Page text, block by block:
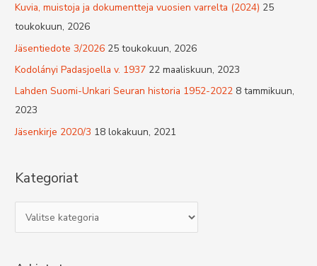
Kuvia, muistoja ja dokumentteja vuosien varrelta (2024) 25
toukokuun, 2026
Jäsentiedote 3/2026 25 toukokuun, 2026
Kodolányi Padasjoella v. 1937 22 maaliskuun, 2023
Lahden Suomi-Unkari Seuran historia 1952-2022 8 tammikuun,
2023
Jäsenkirje 2020/3 18 lokakuun, 2021
Kategoriat
a